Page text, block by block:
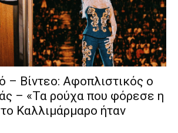
– Βίντεο: Αφοπλιστικός ο
– «Τα ρούχα που φόρεσε η
Καλλιμάρμαρο ήταν